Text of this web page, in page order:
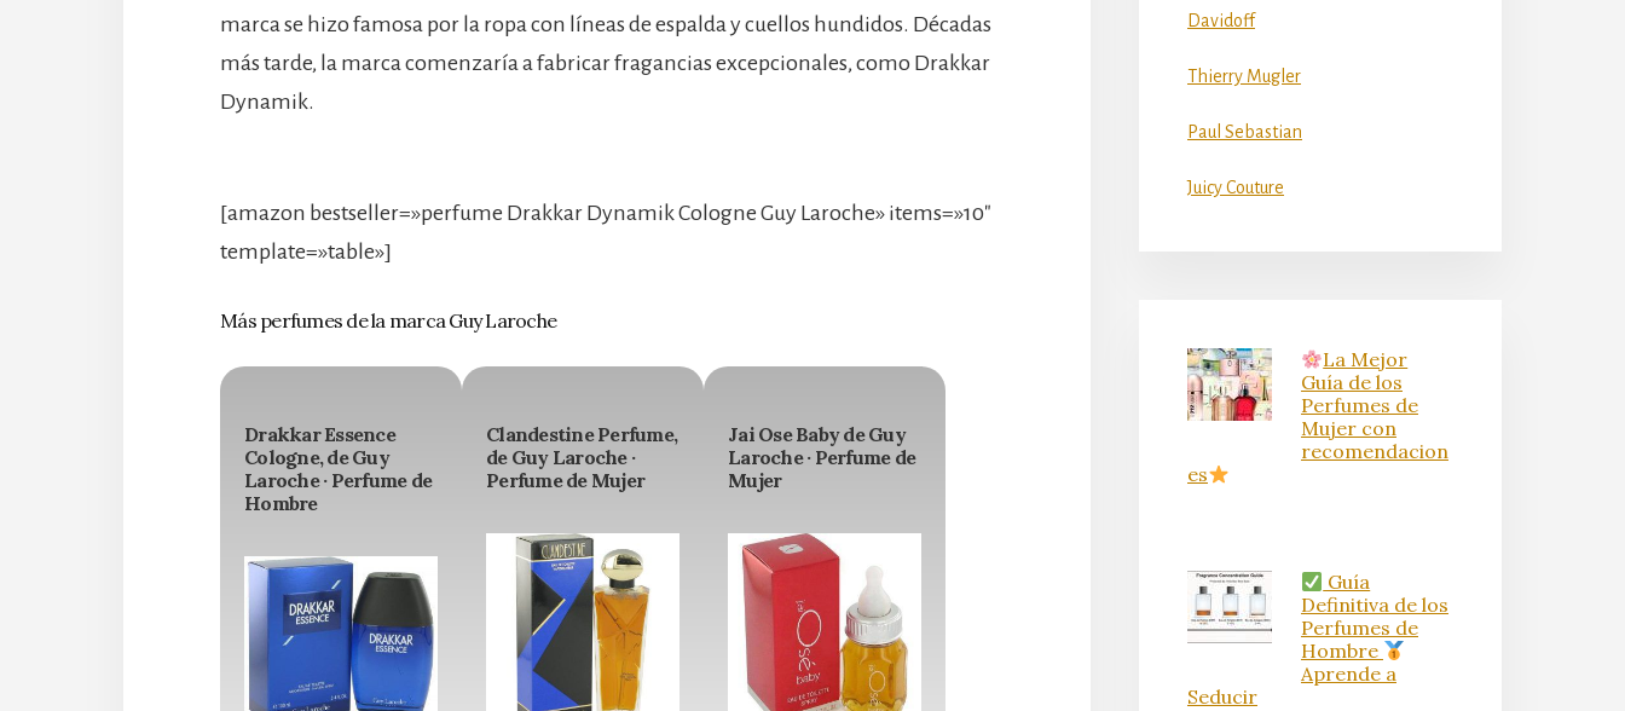
marca se hizo famosa por la ropa con líneas de espalda y cuellos hundidos. Décadas
más tarde, la marca comenzaría a fabricar fragancias excepcionales, como Drakkar
Dynamik.
[amazon bestseller=»perfume Drakkar Dynamik Cologne Guy Laroche» items=»10″
template=»table»]
Más perfumes de la marca Guy Laroche
Drakkar Essence
Cologne, de Guy
Laroche · Perfume de
Hombre
Clandestine Perfume,
de Guy Laroche ·
Perfume de Mujer
Jai Ose Baby de Guy
Laroche · Perfume de
Mujer
Davidoff
Thierry Mugler
Paul Sebastian
Juicy Couture
La Mejor
Guía de los
Perfumes de
Mujer con
recomendacion
es
Guía
Definitiva de los
Perfumes de
Hombre
Aprende a
Seducir